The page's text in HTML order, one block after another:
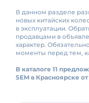
В данном разделе
новых китайских
в эксплуатации.
продавцами в
характер.
моменты перед тем,
В каталоге 11
SEM в Красноярске